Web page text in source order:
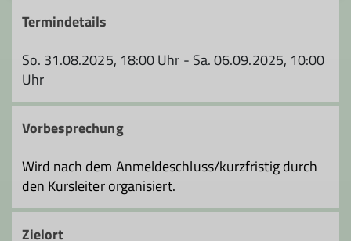
Termindetails
So. 31.08.2025, 18:00 Uhr - Sa. 06.09.2025, 10:00
Uhr
Vorbesprechung
Wird nach dem Anmeldeschluss/kurzfristig durch
den Kursleiter organisiert.
Zielort